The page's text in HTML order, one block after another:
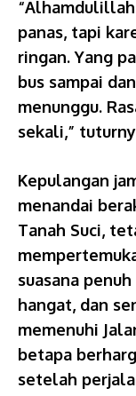
panas, tapi
ringan. Yang
bus sampai
menunggu.
sekali,”
Kepulangan
menandai
Tanah Suci,
suasana
hangat, dan
memenuhi
betapa
setelah